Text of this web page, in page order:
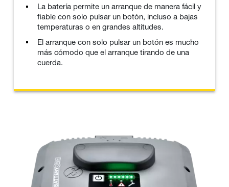
La batería permite un arranque de manera fácil y
fiable con solo pulsar un botón, incluso a bajas
temperaturas o en grandes altitudes.
El arranque con solo pulsar un botón es mucho
más cómodo que el arranque tirando de una
cuerda.